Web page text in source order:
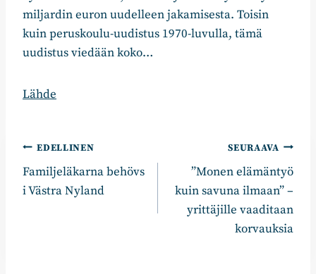
miljardin euron uudelleen jakamisesta. Toisin
kuin peruskoulu-uudistus 1970-luvulla, tämä
uudistus viedään koko…
Lähde
Artikkelien
selaus
EDELLINEN
Familjeläkarna behövs
i Västra Nyland
SEURAAVA
”Monen elämäntyö
kuin savuna ilmaan” –
yrittäjille vaaditaan
korvauksia